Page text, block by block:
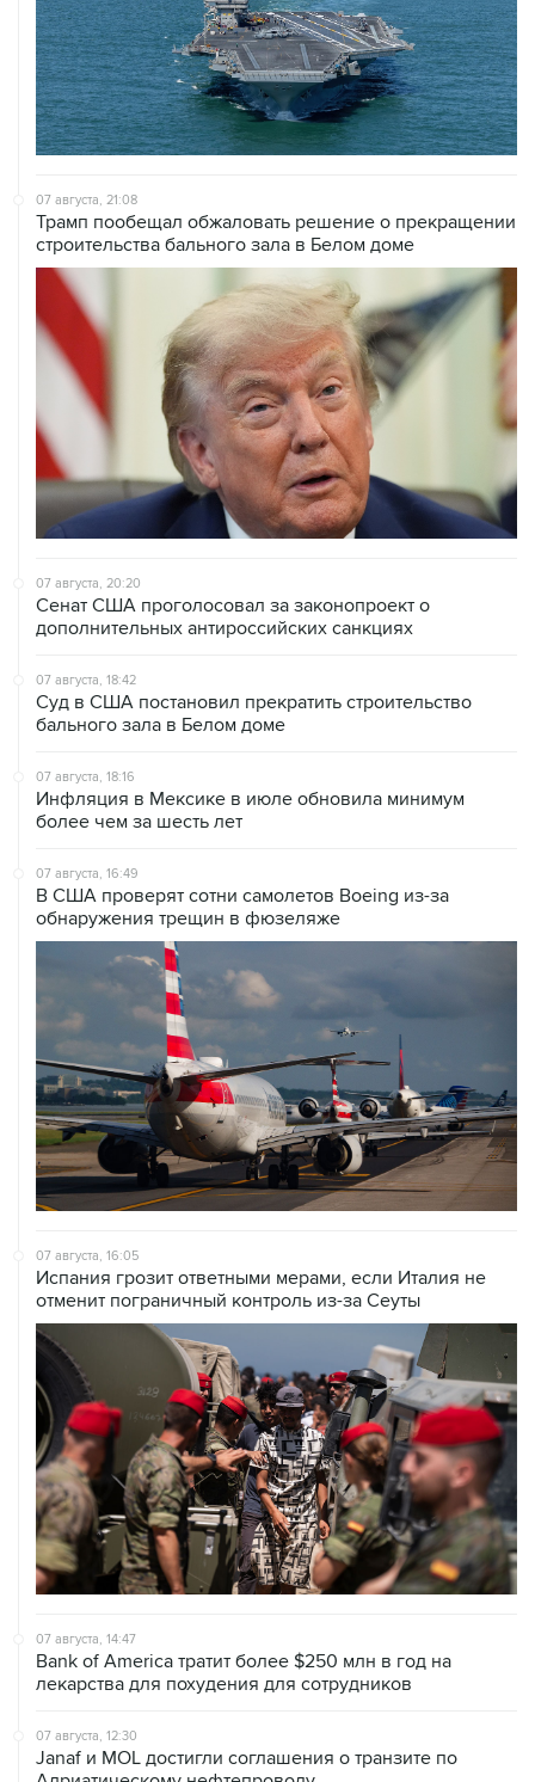
Сенат США проголосовал за законопроект о
дополнительных антироссийских санкциях
07 августа, 18:42
Суд в США постановил прекратить строительство
бального зала в Белом доме
07 августа, 18:16
Инфляция в Мексике в июле обновила минимум
более чем за шесть лет
В США проверят сотни самолетов Boeing из-за
обнаружения трещин в фюзеляже
Испания грозит ответными мерами, если Италия не
отменит пограничный контроль из-за Сеуты
Bank of America тратит более $250 млн в год на
лекарства для похудения для сотрудников
07 августа, 12:30
Janaf и MOL достигли соглашения о транзите по
Адриатическому нефтепроводу